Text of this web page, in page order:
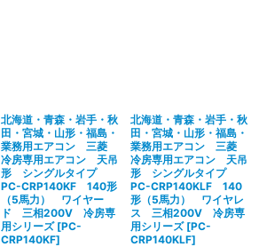
北海道・青森・岩手・秋
田・宮城・山形・福島・
業務用エアコン 三菱
冷房専用エアコン 天吊
形 シングルタイプ
PC-CRP140KF 140形
（5馬力） ワイヤー
ド 三相200V 冷房専
用シリーズ [PC-
CRP140KF]
北海道・青森・岩手・秋
田・宮城・山形・福島・
業務用エアコン 三菱
冷房専用エアコン 天吊
形 シングルタイプ
PC-CRP140KLF 140
形（5馬力） ワイヤレ
ス 三相200V 冷房専
用シリーズ [PC-
CRP140KLF]